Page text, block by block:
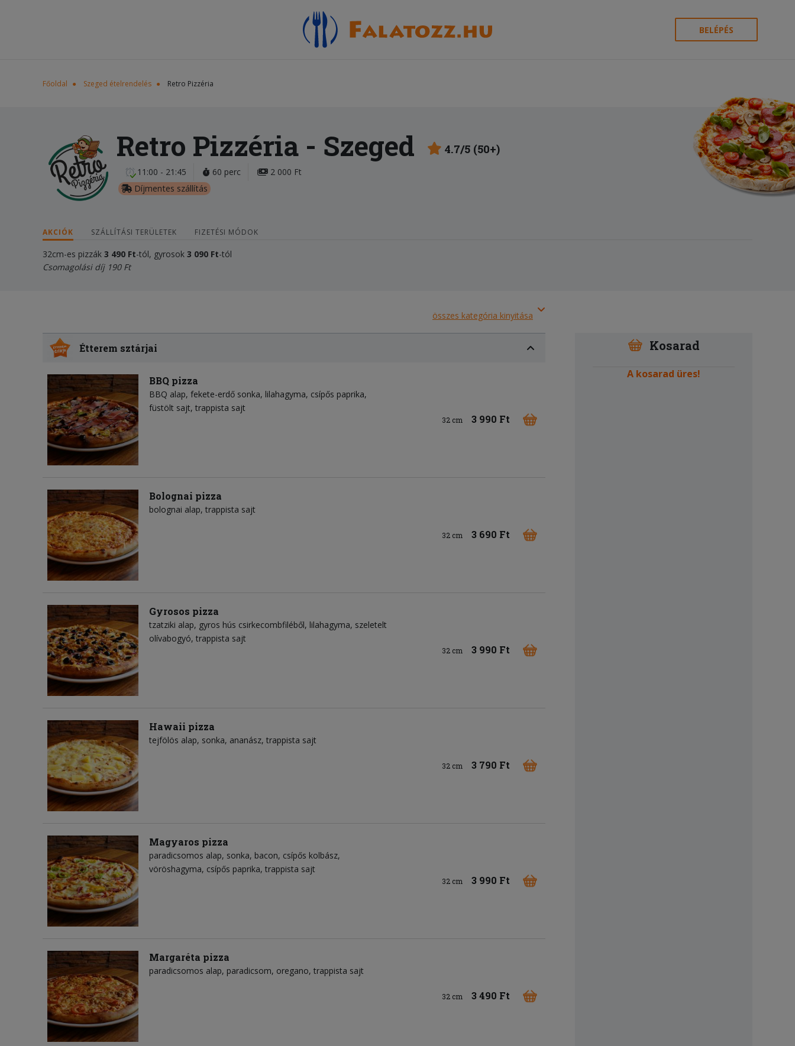
BELÉPÉS
Főoldal Szeged ételrendelés Retro Pizzéria
Retro Pizzéria - Szeged 4.7/5 (50+)
11:00 - 21:45 60 perc
2 000 Ft
Díjmentes szállítás
AKCIÓK SZÁLLÍTÁSI TERÜLETEK FIZETÉSI MÓDOK
32cm-es pizzák 3 490 Ft-tól, gyrosok 3 090 Ft-tól
Csomagolási díj 190 Ft
összes kategória kinyitása
Étterem sztárjai
BBQ pizza
BBQ alap fekete-erdő sonka lilahagyma csípős paprika
füstölt sajt trappista sajt
32 cm 3 990 Ft
Bolognai pizza
bolognai alap trappista sajt
32 cm 3 690 Ft
Gyrosos pizza
tzatziki alap gyros hús csirkecombfiléből lilahagyma szeletelt
olívabogyó trappista sajt
32 cm 3 990 Ft
Hawaii pizza
tejfölös alap sonka ananász trappista sajt
32 cm 3 790 Ft
Magyaros pizza
paradicsomos alap sonka bacon csípős kolbász
vöröshagyma csípős paprika trappista sajt
32 cm 3 990 Ft
Margaréta pizza
paradicsomos alap paradicsom oregano trappista sajt
32 cm 3 490 Ft
Kosarad
A kosarad üres!